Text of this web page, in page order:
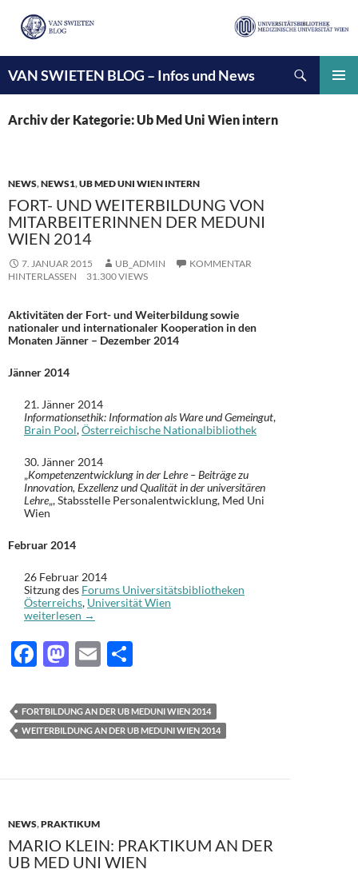
VAN SWIETEN BLOG – Infos und News
INHALT
SPRINGEN
Archiv der Kategorie: Ub Med Uni Wien intern
NEWS,NEWS1,UB MED UNI WIEN INTERN
FORT- UND WEITERBILDUNG VON
MITARBEITERINNEN DER MEDUNI
WIEN 2014
7. JANUAR 2015 UB_ADMIN
KOMMENTAR
HINTERLASSEN
31.300 VIEWS
Aktivitäten der Fort- und Weiterbildung sowie
nationaler und internationaler Kooperation in den
Monaten Jänner – Dezember 2014
Jänner 2014
21. Jänner 2014
Informationsethik: Information als Ware und Gemeingut,
Brain Pool,Österreichische Nationalbibliothek
30. Jänner 2014
„Kompetenzentwicklung in der Lehre – Beiträge zu
Innovation, Exzellenz und Qualität in der universitären
Lehre„, Stabsstelle Personalentwicklung, Med Uni
Wien
Februar 2014
26 Februar 2014
Sitzung des Forums Universitätsbibliotheken
Österreichs, Universität Wien
Fort- und Weiterbildung von MitarbeiterInnen der MedUni Wien
weiterlesen →
F
e
b
o
M
to
d
n
E
ail le
n
FORTBILDUNG AN DER UB MEDUNI WIEN 2014
WEITERBILDUNG AN DER UB MEDUNI WIEN 2014
NEWS,PRAKTIKUM
MARIO KLEIN: PRAKTIKUM AN DER
UB MED UNI WIEN